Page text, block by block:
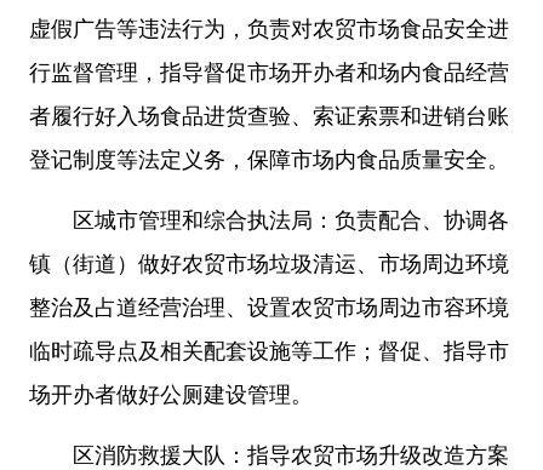
虚假广告等违法行为，负责对农贸市场食品安全进
行监督管理，指导督促市场开办者和场内食品经营
者履行好入场食品进货查验、索证索票和进销台账
登记制度等法定义务，保障市场内食品质量安全。
区城市管理和综合执法局：负责配合、协调各
镇（街道）做好农贸市场垃圾清运、市场周边环境
整治及占道经营治理、设置农贸市场周边市容环境
临时疏导点及相关配套设施等工作；督促、指导市
场开办者做好公厕建设管理。
区消防救援大队：指导农贸市场升级改造方案